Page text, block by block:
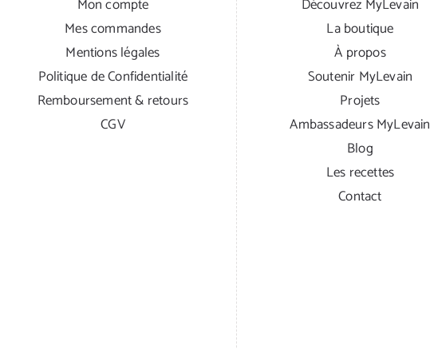
Mon compte
Mes commandes
Mentions légales
Politique de Confidentialité
Remboursement & retours
CGV
Découvrez MyLevain
La boutique
À propos
Soutenir MyLevain
Projets
Ambassadeurs MyLevain
Blog
Les recettes
Contact